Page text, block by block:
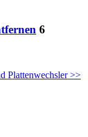
6
Plattenwechsler >>